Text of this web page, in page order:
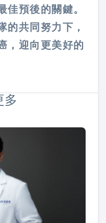
佳預後的關鍵。
的共同努力下，
，迎向更美好的
多